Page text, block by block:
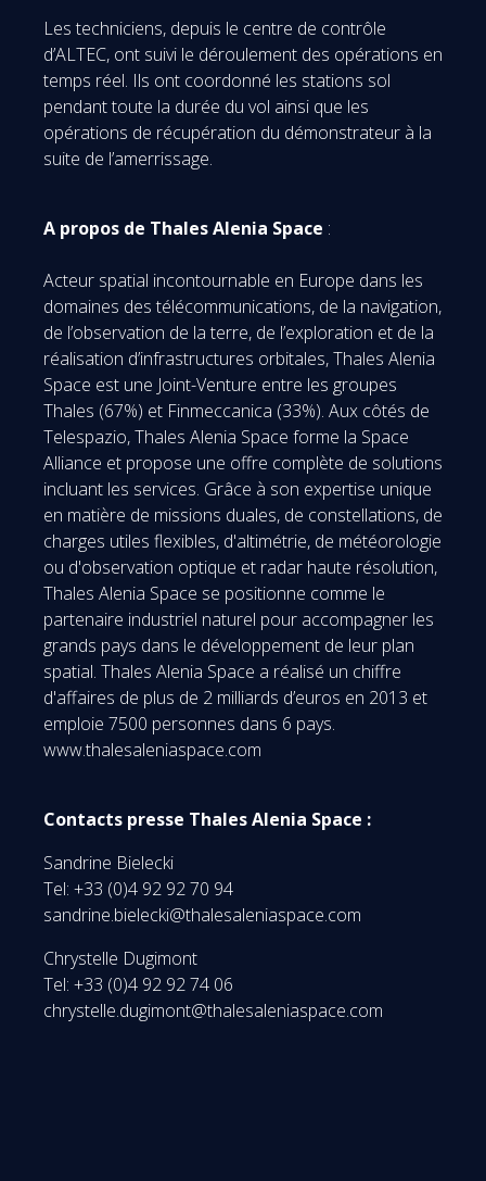
Les techniciens, depuis le centre de contrôle
d’ALTEC, ont suivi le déroulement des opérations en
temps réel. Ils ont coordonné les stations sol
pendant toute la durée du vol ainsi que les
opérations de récupération du démonstrateur à la
suite de l’amerrissage.
A propos de Thales Alenia Space :
Acteur spatial incontournable en Europe dans les
domaines des télécommunications, de la navigation,
de l’observation de la terre, de l’exploration et de la
réalisation d’infrastructures orbitales, Thales Alenia
Space est une Joint-Venture entre les groupes
Thales (67%) et Finmeccanica (33%). Aux côtés de
Telespazio, Thales Alenia Space forme la Space
Alliance et propose une offre complète de solutions
incluant les services. Grâce à son expertise unique
en matière de missions duales, de constellations, de
charges utiles flexibles, d'altimétrie, de météorologie
ou d'observation optique et radar haute résolution,
Thales Alenia Space se positionne comme le
partenaire industriel naturel pour accompagner les
grands pays dans le développement de leur plan
spatial. Thales Alenia Space a réalisé un chiffre
d'affaires de plus de 2 milliards d’euros en 2013 et
emploie 7500 personnes dans 6 pays.
www.thalesaleniaspace.com
Contacts presse Thales Alenia Space :
Sandrine Bielecki
Tel: +33 (0)4 92 92 70 94
sandrine.bielecki@thalesaleniaspace.com
Chrystelle Dugimont
Tel: +33 (0)4 92 92 74 06
chrystelle.dugimont@thalesaleniaspace.com